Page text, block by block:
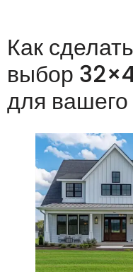
Как
выбор
для вашего